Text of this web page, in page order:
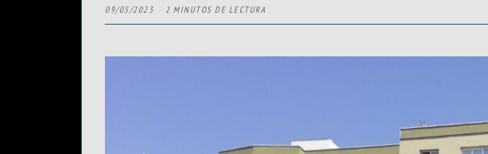
09/05/2023 2 MINUTOS DE LECTURA